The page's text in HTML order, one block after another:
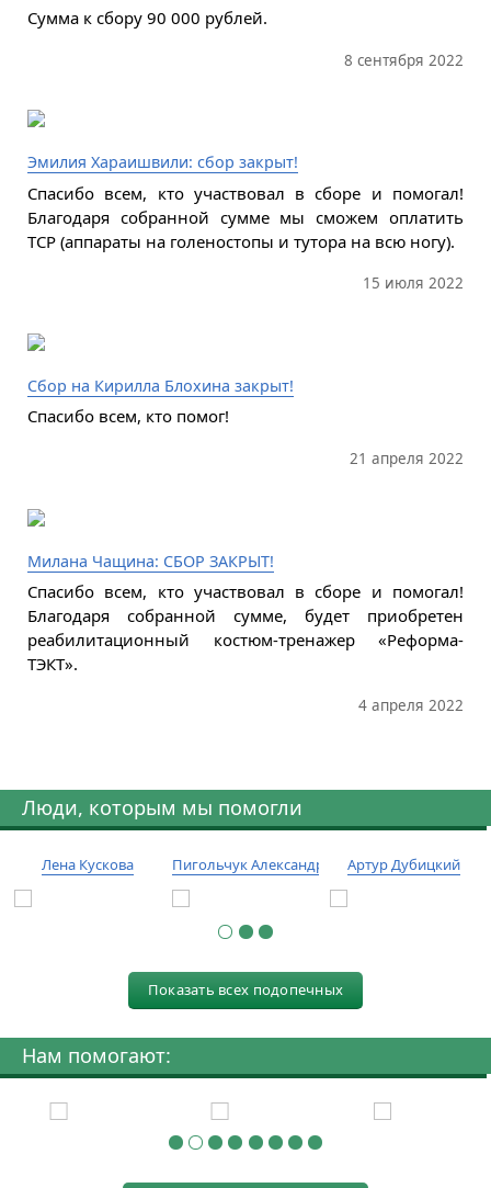
Сумма к сбору 90 000 рублей.
8 сентября 2022
Эмилия Хараишвили: сбор закрыт!
Спасибо всем, кто участвовал в сборе и помогал!
Благодаря собранной сумме мы сможем оплатить
ТСР (аппараты на голеностопы и тутора на всю ногу).
15 июля 2022
Сбор на Кирилла Блохина закрыт!
Спасибо всем, кто помог!
21 апреля 2022
Милана Чащина: СБОР ЗАКРЫТ!
Спасибо всем, кто участвовал в сборе и помогал!
Благодаря собранной сумме, будет приобретен
реабилитационный костюм-тренажер «Реформа-
ТЭКТ».
4 апреля 2022
Люди, которым мы помогли
Лена Кускова Пигольчук Александр Артур Дубицкий
Показать всех подопечных
Нам помогают: